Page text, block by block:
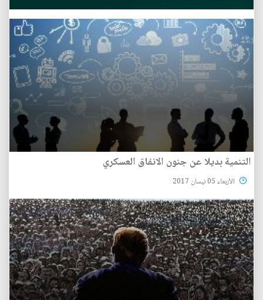
التنمية بديلا عن جنون الانفاق العسكري
الأربعاء 05 نيسان 2017